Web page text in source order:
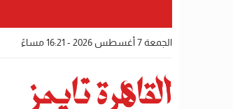
الجمعة 7 أغسطس 2026 - 16:21 مساءً